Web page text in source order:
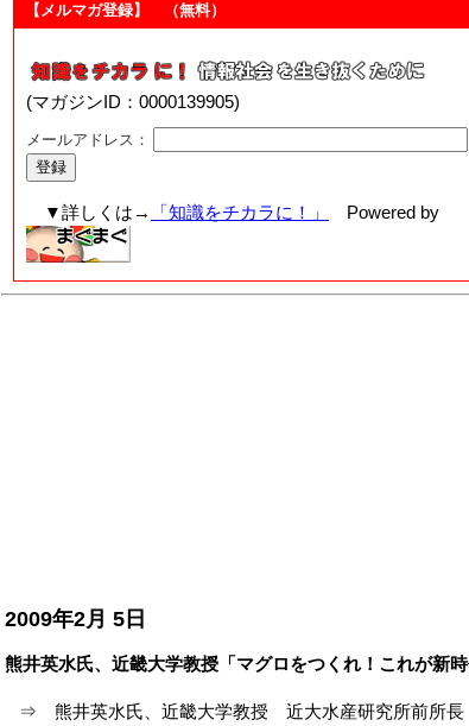
【メルマガ登録】 （無料）
(マガジンID：0000139905)
メールアドレス：
▼詳しくは→ 「知識をチカラに！」 Powered by
2009年2月 5日
熊井英水氏、近畿大学教授「マグロをつくれ！これが新時
⇒ 熊井英水氏、近畿大学教授 近大水産研究所前所長